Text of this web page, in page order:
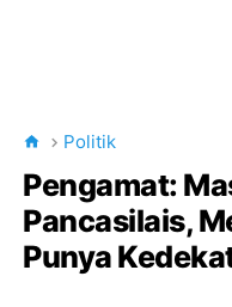
Politik
Pengamat:
Pancasilais,
Punya